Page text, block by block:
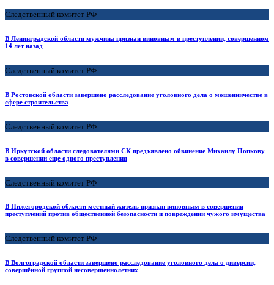
Следственный комитет РФ
В Ленинградской области мужчина признан виновным в преступлении, совершенном
14 лет назад
Следственный комитет РФ
В Ростовской области завершено расследование уголовного дела о мошенничестве в
сфере строительства
Следственный комитет РФ
В Иркутской области следователями СК предъявлено обвинение Михаилу Попкову
в совершении еще одного преступления
Следственный комитет РФ
В Нижегородской области местный житель признан виновным в совершении
преступлений против общественной безопасности и повреждении чужого имущества
Следственный комитет РФ
В Волгоградской области завершено расследование уголовного дела о диверсии,
совершённой группой несовершеннолетних